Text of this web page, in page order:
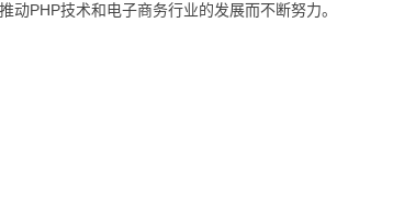
PHP技术和电子商务行业的发展而不断努力。